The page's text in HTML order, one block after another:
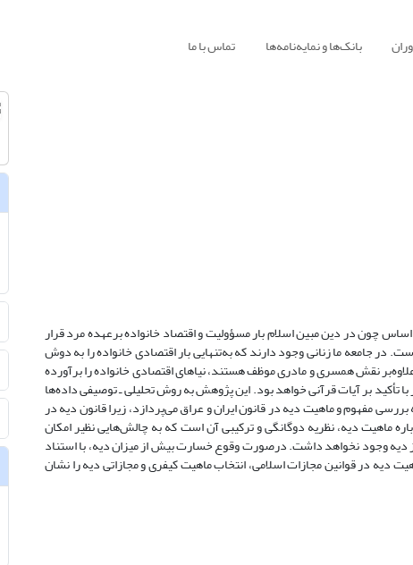
بانک‌ها و نمایه‌نامه‌ها تماس با ما
چون در دین مبین اسلام بار مسؤولیت و اقتصاد خانواده برعهده مرد قرار
در جامعه ما زنانی وجود دارند که به‌تنهایی بار اقتصادی خانواده را به دوش
نقش همسری و مادری موظف هستند، نیاهای اقتصادی خانواده را برآورده
بر آیات قرآنی خواهد بود. این پژوهش به روش تحلیلی ـ توصیفی داده‌ها
مفهوم و ماهیت دیه در قانون ایران و عراق می‌پردازد، زیرا قانون دیه در
ماهیت دیه، نظریه دوگانگی و ترکیبی آن است که به چالش‌هایی نظیر امکان
دیه وجود نخواهد داشت. درصورت وقوع خسارت بیش از میزان دیه، با استناد
دیه در قوانین مجازات اسلامی، انتخاب ماهیت کیفری و مجازاتی دیه را نشان